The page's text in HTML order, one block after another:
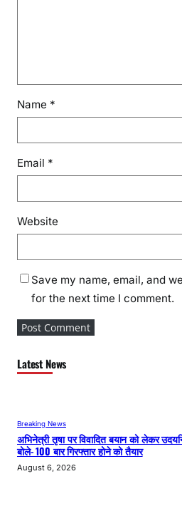
Name *
Email *
Website
Save my name, email, and
for the next time I comment.
Latest News
Breaking News
अभिनेत्री तृषा पर विवादित बयान को लेकर
बोले- 100 बार गिरफ्तार होने को तैयार
August 6, 2026